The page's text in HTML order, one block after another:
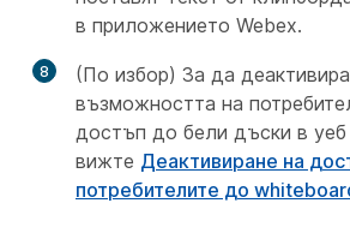
в приложението Webex.
8
(По избор) За да
възможността на
достъп до бели дъски в уеб
вижте Деактивиране на
потребителите до